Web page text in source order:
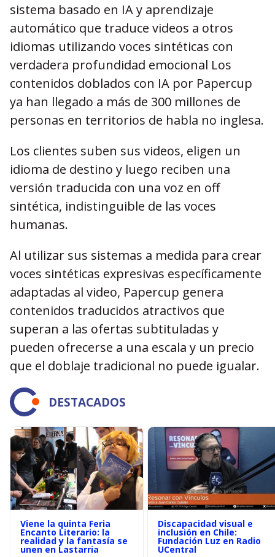
sistema basado en IA y aprendizaje
automático que traduce videos a otros
idiomas utilizando voces sintéticas con
verdadera profundidad emocional Los
contenidos doblados con IA por Papercup
ya han llegado a más de 300 millones de
personas en territorios de habla no inglesa.
Los clientes suben sus videos, eligen un
idioma de destino y luego reciben una
versión traducida con una voz en off
sintética, indistinguible de las voces
humanas.
Al utilizar sus sistemas a medida para crear
voces sintéticas expresivas específicamente
adaptadas al video, Papercup genera
contenidos traducidos atractivos que
superan a las ofertas subtituladas y
pueden ofrecerse a una escala y un precio
que el doblaje tradicional no puede igualar.
DESTACADOS
Viene la quinta Feria
Encanto Literario: la
realidad y la fantasía se
unen en Lastarria
Discapacidad visual e
inclusión en Chile:
Fundación Luz en Radio
UCentral